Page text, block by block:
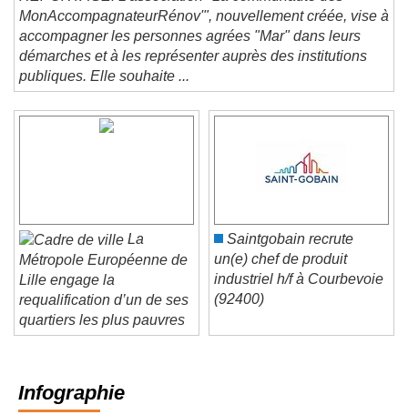
REPORTAGE. L'association "La communauté des
MonAccompagnateurRénov'", nouvellement créée, vise à
accompagner les personnes agrées "Mar" dans leurs
démarches et à les représenter auprès des institutions
publiques. Elle souhaite ...
La
Métropole Européenne de
Lille engage la
requalification d’un de ses
quartiers les plus pauvres
Saintgobain recrute
un(e) chef de produit
industriel h/f à Courbevoie
Infographie